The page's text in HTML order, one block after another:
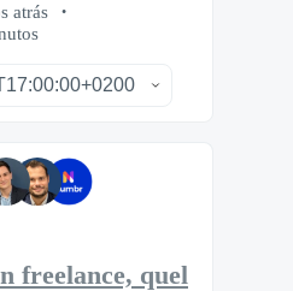
atrás
freelance, quel